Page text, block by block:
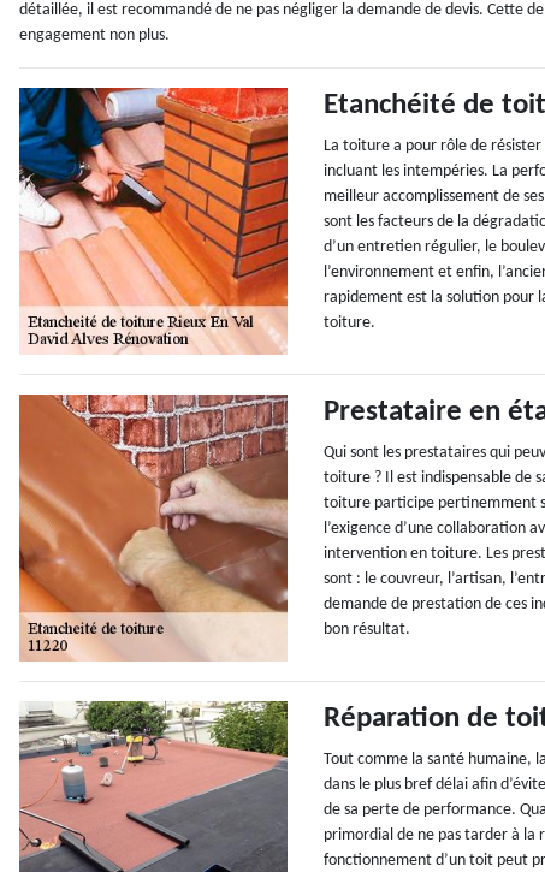
détaillée, il est recommandé de ne pas négliger la demande de devis. Cette
engagement non plus.
Etanchéité de
La toiture a pour rôle de
incluant les intempéries. La
meilleur accomplissement de
sont les facteurs de la
d’un entretien régulier, le
l’environnement et enfin,
rapidement est la solution pour
toiture.
Prestataire en
Qui sont les prestataires qui
toiture ? Il est indispensable de
toiture participe pertinemment
l’exigence d’une collaboration
intervention en toiture. Les
sont : le couvreur, l’artisan,
demande de prestation de ces
bon résultat.
Réparation de
Tout comme la santé humaine,
dans le plus bref délai afin
de sa perte de performance.
primordial de ne pas tarder à la
fonctionnement d’un toit peut